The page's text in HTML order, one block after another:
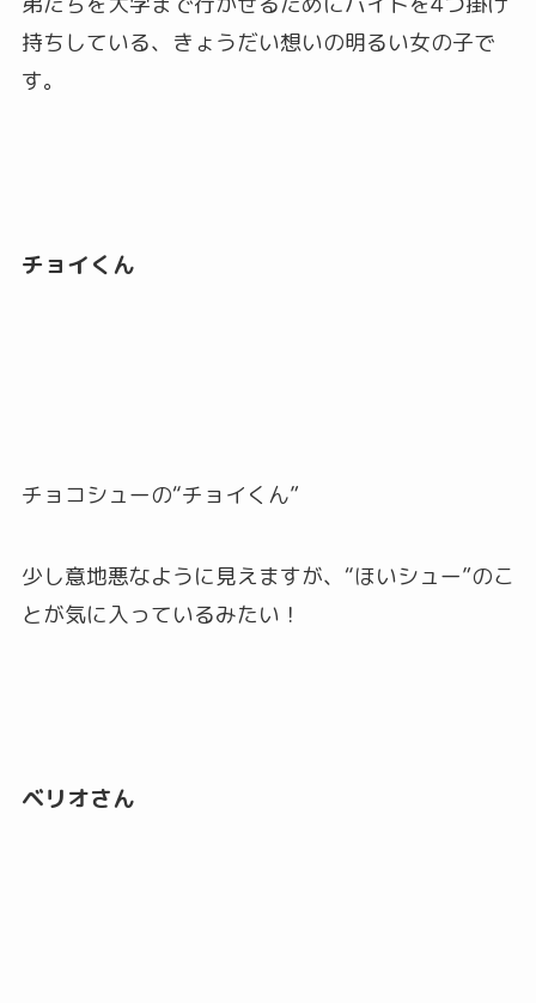
持ちしている、きょうだい想いの明るい女の子で
す。
チョイくん
チョコシューの“チョイくん”
少し意地悪なように見えますが、“ほいシュー”のこ
とが気に入っているみたい！
ベリオさん